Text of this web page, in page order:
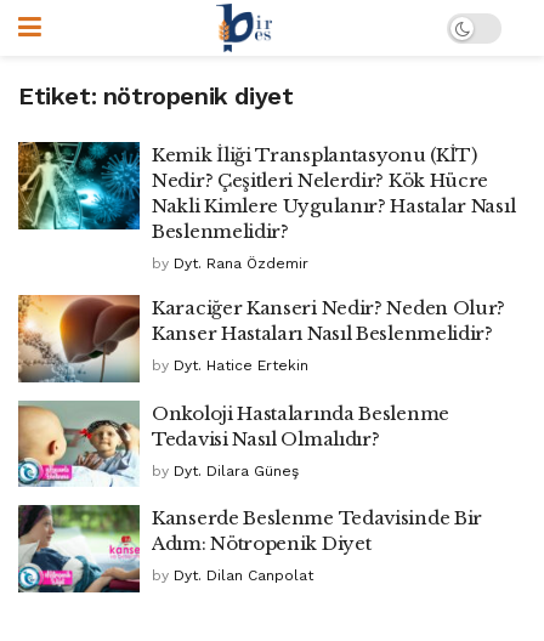
Etiket: nötropenik diyet
Kemik İliği Transplantasyonu (KİT)
Nedir? Çeşitleri Nelerdir? Kök Hücre
Nakli Kimlere Uygulanır? Hastalar Nasıl
Beslenmelidir?
by Dyt. Rana Özdemir
Karaciğer Kanseri Nedir? Neden Olur?
Kanser Hastaları Nasıl Beslenmelidir?
by Dyt. Hatice Ertekin
Onkoloji Hastalarında Beslenme
Tedavisi Nasıl Olmalıdır?
by Dyt. Dilara Güneş
Kanserde Beslenme Tedavisinde Bir
Adım: Nötropenik Diyet
by Dyt. Dilan Canpolat